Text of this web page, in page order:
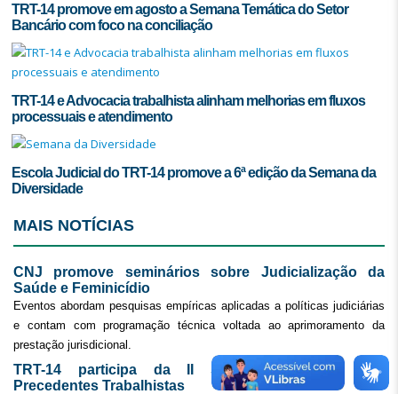
TRT-14 promove em agosto a Semana Temática do Setor
Bancário com foco na conciliação
TRT-14 e Advocacia trabalhista alinham melhorias em fluxos
processuais e atendimento
Escola Judicial do TRT-14 promove a 6ª edição da Semana da
Diversidade
MAIS NOTÍCIAS
CNJ promove seminários sobre Judicialização da
Saúde e Feminicídio
Eventos abordam pesquisas empíricas aplicadas a políticas judiciárias
e contam com programação técnica voltada ao aprimoramento da
prestação jurisdicional.
TRT-14 participa da II Semana Nacional dos
Precedentes Trabalhistas